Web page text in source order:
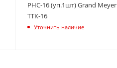
PHC-16 (уп.1шт) Grand Meyer
ТТК-16
Уточнить наличие